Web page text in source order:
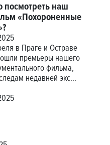
посмотреть наш
«Похороненные
в Праге и Остраве
премьеры нашего
фильма,
недавней экс...